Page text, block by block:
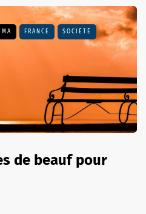
FRANCE SOCIÉTÉ
de beauf pour